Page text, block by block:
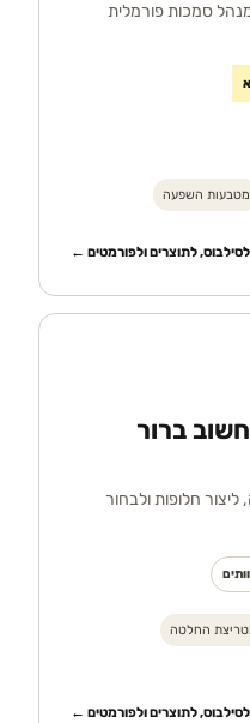
סמכות פורמלית
מטבעות השפעה
לסילבוס, לתוצרים ולפורמטים ←
ברור
חלופות ולבחור
החלטה
לסילבוס, לתוצרים ולפורמטים ←